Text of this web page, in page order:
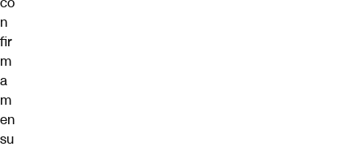
n
fir
m
a
m
en
su